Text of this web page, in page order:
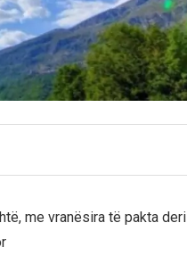
me vranësira të pakta deri